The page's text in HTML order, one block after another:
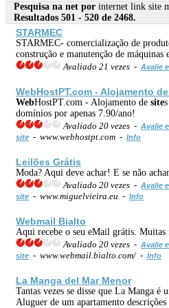
Pesquisa na net por internet link site
Resultados 501 - 520 de 2468.
STARMEC
STARMEC- comercialização de
construção e manutenção de máquinas
Avaliado 21 vezes - Avalie
WebHostPT.com - Alojamento de
WebHostPT.com - Alojamento de site
domínios por apenas 7.90/ano!
Avaliado 20 vezes - Avalie
site - www.webhostpt.com - Info
Leilões Grátis
Moda? Aqui deve achar! E se não
Avaliado 20 vezes - Avalie
site - www.miguelvieira.eu - Info
Webmail Bialto
Aqui recebe o seu eMail grátis. Muitas
Avaliado 20 vezes - Avalie
site - www.webmail.bialto.com/ - Info
La Manga del Mar Menor
Tantas vezes se disse que La Manga
Aluguer de um apartamento descrições